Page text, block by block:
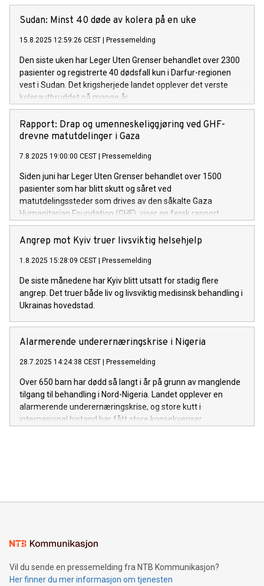
Sudan: Minst 40 døde av kolera på en uke
15.8.2025 12:59:26 CEST Pressemelding
Den siste uken har Leger Uten Grenser behandlet over 2300
pasienter og registrerte 40 dødsfall kun i Darfur-regionen
vest i Sudan. Det krigsherjede landet opplever det verste
kolerautbruddet på mange år.
Rapport: Drap og umenneskeliggjøring ved GHF-
drevne matutdelinger i Gaza
7.8.2025 19:00:00 CEST Pressemelding
Siden juni har Leger Uten Grenser behandlet over 1500
pasienter som har blitt skutt og såret ved
matutdelingssteder som drives av den såkalte Gaza
Humanitarian Foundation (GHF), viser en fersk rapport.
Angrep mot Kyiv truer livsviktig helsehjelp
1.8.2025 15:28:09 CEST Pressemelding
De siste månedene har Kyiv blitt utsatt for stadig flere
angrep. Det truer både liv og livsviktig medisinsk behandling i
Ukrainas hovedstad.
Alarmerende underernæringskrise i Nigeria
28.7.2025 14:24:38 CEST Pressemelding
Over 650 barn har dødd så langt i år på grunn av manglende
tilgang til behandling i Nord-Nigeria. Landet opplever en
alarmerende underernæringskrise, og store kutt i
internasjonal bistand har fått store konsekvenser.
Vil du sende en pressemelding fra NTB Kommunikasjon?
Her finner du mer informasjon om tjenesten